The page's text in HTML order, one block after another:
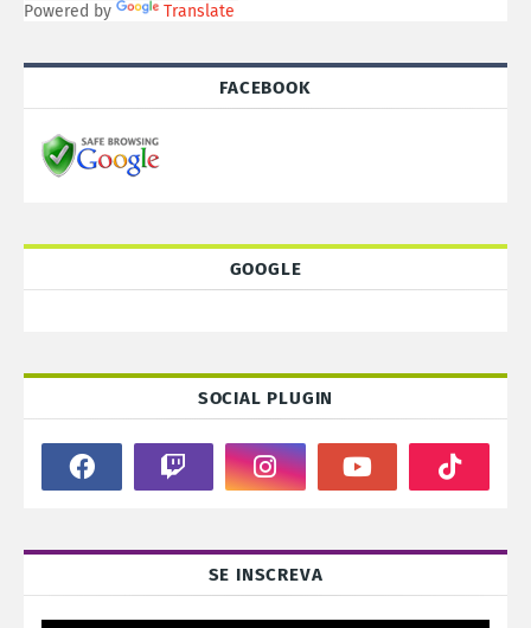
Powered by Translate
FACEBOOK
GOOGLE
SOCIAL PLUGIN
SE INSCREVA